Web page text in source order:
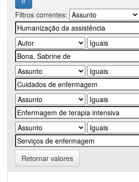
Filtros correntes:
Retornar valores